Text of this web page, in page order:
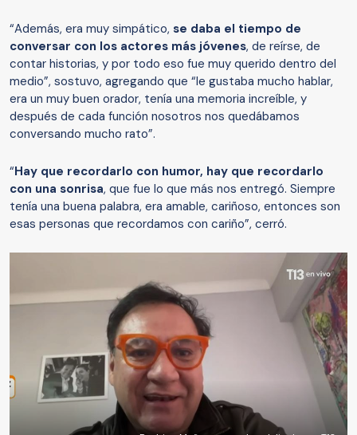
“Además, era muy simpático, se daba el tiempo de
conversar con los actores más jóvenes, de reírse, de
contar historias, y por todo eso fue muy querido dentro del
medio”, sostuvo, agregando que “le gustaba mucho hablar,
era un muy buen orador, tenía una memoria increíble, y
después de cada función nosotros nos quedábamos
conversando mucho rato”.
“Hay que recordarlo con humor, hay que recordarlo
con una sonrisa, que fue lo que más nos entregó. Siempre
tenía una buena palabra, era amable, cariñoso, entonces son
esas personas que recordamos con cariño”, cerró.